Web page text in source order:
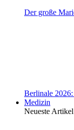
Der große
Berlinale
Medizin
Neueste Artikel